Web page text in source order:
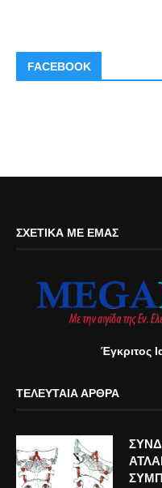
FACEBOOK
ΣΧΕΤΙΚΆ ΜΕ ΕΜΆΣ
Έγκριτος
ΤΕΛΕΥΤΑΊΑ ΆΡΘΡΑ